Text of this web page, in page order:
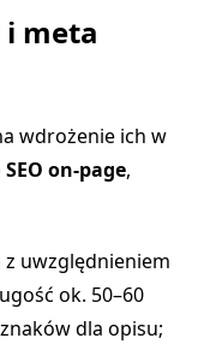
meta
wdrożenie ich w
SEO on-page,
uwzględnieniem
ok. 50–60
dla opisu;